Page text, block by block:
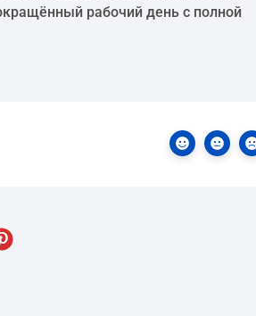
рабочий день с полной